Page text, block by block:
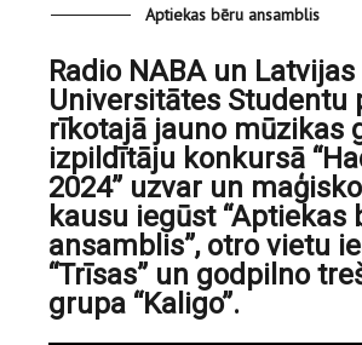
Aptiekas bēru ansamblis
Radio NABA un Latvijas
Universitātes Studentu
rīkotajā jauno mūzikas
izpildītāju konkursā
2024” uzvar un
kausu iegūst “Aptiekas
ansamblis”, otro vietu
“Trīsas” un godpilno
grupa “Kaligo”.